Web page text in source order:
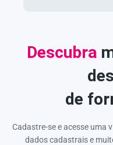
Descubra
de
Cadastre-se e acesse uma
dados cadastrais e